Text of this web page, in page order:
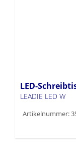
LED-
LEADIE LED W
Artikelnummer: